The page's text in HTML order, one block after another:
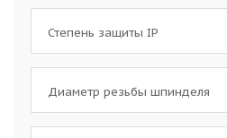
Степень защиты IP
Диаметр резьбы шпинделя